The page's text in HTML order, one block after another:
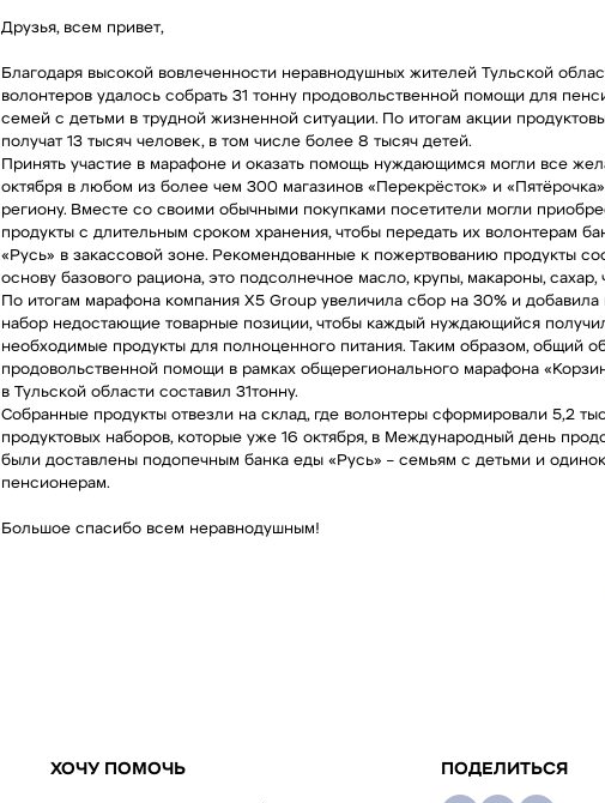
Друзья, всем привет,
Благодаря высокой вовлеченности неравнодушных жителей Тульской
волонтеров удалось собрать 31 тонну продовольственной помощи для
семей с детьми в трудной жизненной ситуации. По итогам акции
получат 13 тысяч человек, в том числе более 8 тысяч детей.
Принять участие в марафоне и оказать помощь нуждающимся могли все
октября в любом из более чем 300 магазинов «Перекрёсток» и
региону. Вместе со своими обычными покупками посетители могли
продукты с длительным сроком хранения, чтобы передать их волонтерам
«Русь» в закассовой зоне. Рекомендованные к пожертвованию продукты
основу базового рациона, это подсолнечное масло, крупы, макароны, сахар,
По итогам марафона компания X5 Group увеличила сбор на 30% и
набор недостающие товарные позиции, чтобы каждый нуждающийся
необходимые продукты для полноценного питания. Таким образом, общий
продовольственной помощи в рамках общерегионального марафона
в Тульской области составил 31тонну.
Собранные продукты отвезли на склад, где волонтеры сформировали 5,2
продуктовых наборов, которые уже 16 октября, в Международный день
были доставлены подопечным банка еды «Русь» – семьям с детьми и
пенсионерам.
Большое спасибо всем неравнодушным!
ХОЧУ ПОМОЧЬ ПОДЕЛИТЬСЯ